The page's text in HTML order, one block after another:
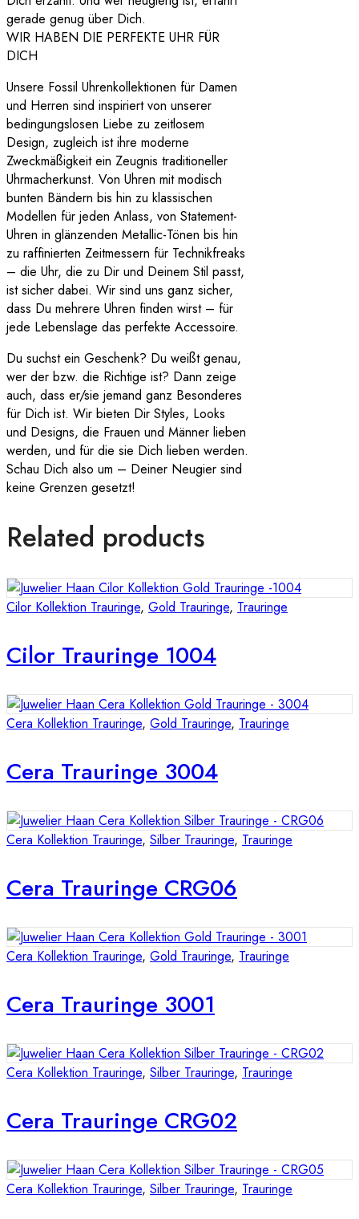
gerade genug über Dich.
WIR HABEN DIE PERFEKTE UHR FÜR
DICH
Unsere Fossil Uhrenkollektionen für Damen
und Herren sind inspiriert von unserer
bedingungslosen Liebe zu zeitlosem
Design, zugleich ist ihre moderne
Zweckmäßigkeit ein Zeugnis traditioneller
Uhrmacherkunst. Von Uhren mit modisch
bunten Bändern bis hin zu klassischen
Modellen für jeden Anlass, von Statement-
Uhren in glänzenden Metallic-Tönen bis hin
zu raffinierten Zeitmessern für Technikfreaks
– die Uhr, die zu Dir und Deinem Stil passt,
ist sicher dabei. Wir sind uns ganz sicher,
dass Du mehrere Uhren finden wirst – für
jede Lebenslage das perfekte Accessoire.
Du suchst ein Geschenk? Du weißt genau,
wer der bzw. die Richtige ist? Dann zeige
auch, dass er/sie jemand ganz Besonderes
für Dich ist. Wir bieten Dir Styles, Looks
und Designs, die Frauen und Männer lieben
werden, und für die sie Dich lieben werden.
Schau Dich also um – Deiner Neugier sind
keine Grenzen gesetzt!
Related products
Cilor Kollektion Trauringe, Gold Trauringe, Trauringe
Cilor Trauringe 1004
Cera Kollektion Trauringe, Gold Trauringe, Trauringe
Cera Trauringe 3004
Cera Kollektion Trauringe, Silber Trauringe, Trauringe
Cera Trauringe CRG06
Cera Kollektion Trauringe, Gold Trauringe, Trauringe
Cera Trauringe 3001
Cera Kollektion Trauringe, Silber Trauringe, Trauringe
Cera Trauringe CRG02
Cera Kollektion Trauringe, Silber Trauringe, Trauringe